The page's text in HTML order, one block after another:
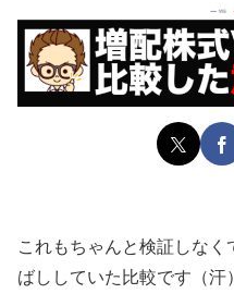
これもちゃんと検証しな
ばししていた比較です（汗）